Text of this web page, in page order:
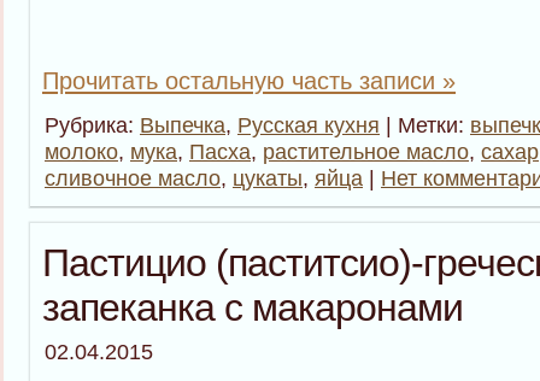
Прочитать остальную часть записи »
Рубрика: Выпечка, Русская кухня | Метки:
молоко, мука, Пасха, растительное масло, сахар
сливочное масло, цукаты, яйца | Нет
Пастицио (паститсио)-
запеканка с макаронами
02.04.2015